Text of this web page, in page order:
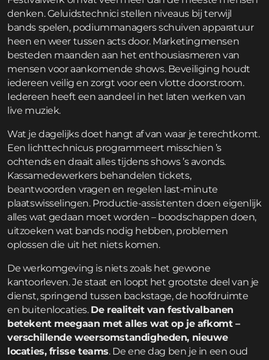
denken. Geluidstechnici stellen niveaus bij terwijl
bands spelen, podiummanagers schuiven apparatuur
heen en weer tussen acts door. Marketingmensen
besteden maanden aan het enthousiasmeren van
mensen voor aankomende shows. Beveiliging houdt
iedereen veilig en zorgt voor een vlotte doorstroom.
Iedereen heeft een aandeel in het laten werken van
live muziek.
Wat je dagelijks doet hangt af van waar je terechtkomt.
Een lichttechnicus programmeert misschien ’s
ochtends en draait alles tijdens shows ’s avonds.
Kassamedewerkers behandelen tickets,
beantwoorden vragen en regelen last-minute
plaatswisselingen. Productie-assistenten doen eigenlijk
alles wat gedaan moet worden – boodschappen doen,
uitzoeken wat bands nodig hebben, problemen
oplossen die uit het niets komen.
De werkomgeving is niets zoals het gewone
kantoorleven. Je staat en loopt het grootste deel van je
dienst, springend tussen backstage, de hoofdruimte
en buitenlocaties. De realiteit van festivalbanen
betekent meegaan met alles wat op je afkomt –
verschillende weersomstandigheden, nieuwe
locaties, frisse teams. De ene dag ben je in een oud